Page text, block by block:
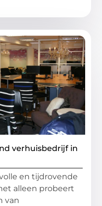
verhuisbedrijf in
en tijdrovende
alleen probeert
van